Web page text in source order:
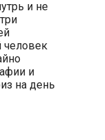
и не
человек
и
на день